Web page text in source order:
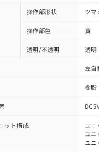
操作部形状 ツマ
操作部色 黄
透明/不透明 透明
左自
樹脂
ット構成
ユニ
ユニ
ユニ